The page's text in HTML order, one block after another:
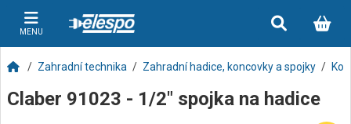
MENU
Zahradní technika Zahradní hadice, koncovky a spojky
Claber 91023 - 1/2" spojka na hadice